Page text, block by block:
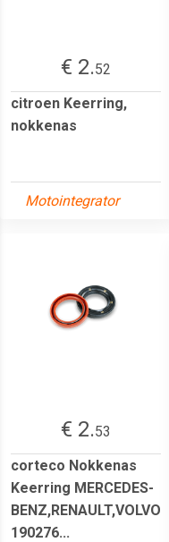
€ 2.52
citroen Keerring,
nokkenas
Motointegrator
€ 2.53
corteco Nokkenas
Keerring MERCEDES-
BENZ,RENAULT,VOLVO
190276...